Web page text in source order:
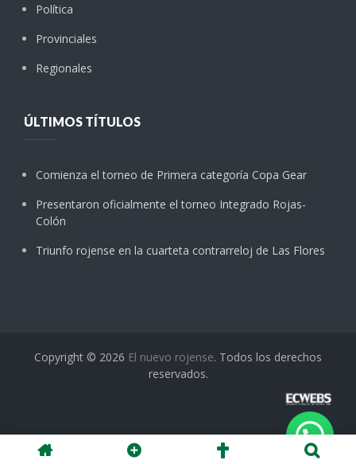
Política
Provinciales
Regionales
ÚLTIMOS TÍTULOS
Comienza el torneo de Primera categoría Copa Gear
Presentaron oficialmente el torneo Integrado Rojas-
Colón
Triunfo rojense en la cuarteta contrarreloj de Las Flores
Copyright © 2026 El nuevo rojense. Todos los derechos
reservados.